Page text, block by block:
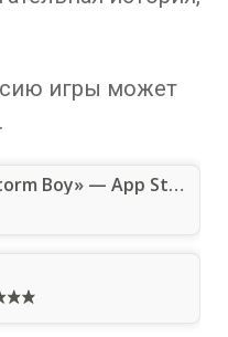
игры может
Приложение «Storm Boy» — App Store